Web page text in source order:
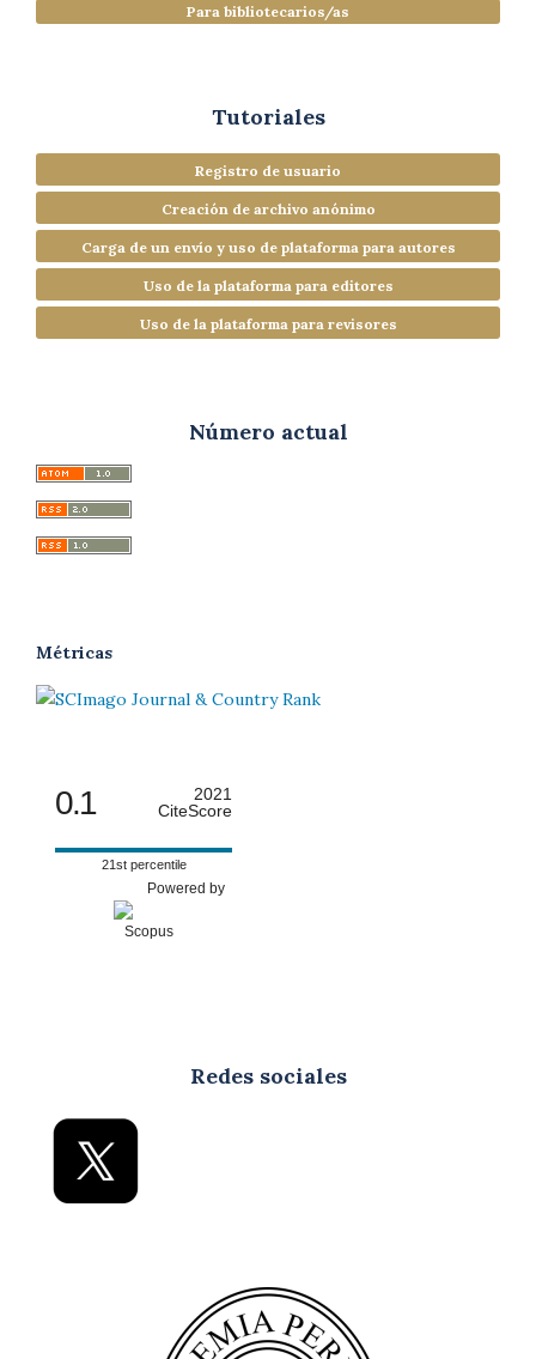
Para bibliotecarios/as
Tutoriales
Registro de usuario
Creación de archivo anónimo
Carga de un envío y uso de plataforma para autores
Uso de la plataforma para editores
Uso de la plataforma para revisores
Número actual
Métricas
0.1
2021
CiteScore
21st percentile
Powered by
Redes sociales